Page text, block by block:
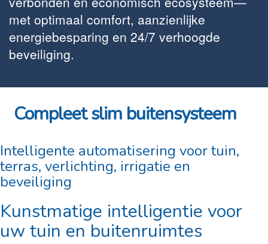
met optimaal comfort, aanzienlijke
energiebesparing en 24/7 verhoogde
beveiliging.
Compleet slim buitensysteem
Intelligente automatisering voor tuin,
terras, verlichting, irrigatie en
beveiliging
Kunstmatige intelligentie voor
uw tuin en buitenruimtes